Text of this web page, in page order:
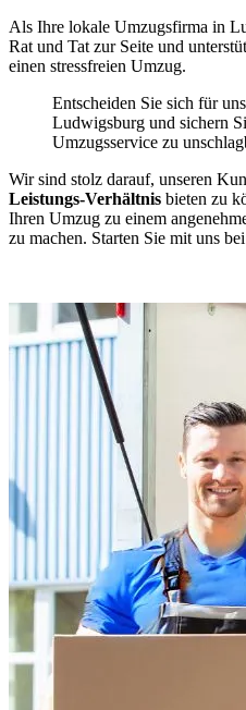
Als Ihre lokale Umzugsfirma in
Rat und Tat zur Seite und
einen stressfreien Umzug.
Entscheiden Sie sich für
Ludwigsburg und sichern
Umzugsservice zu
Wir sind stolz darauf, unseren
Leistungs-Verhältnis bieten zu
Ihren Umzug zu einem
zu machen. Starten Sie mit uns